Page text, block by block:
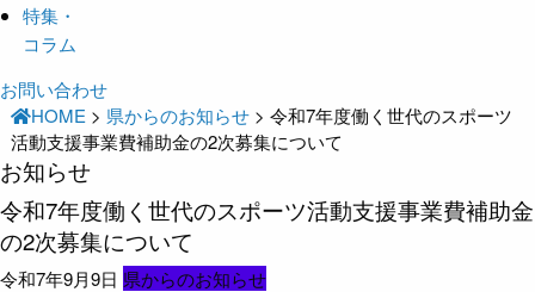
特集・
コラム
お問い合わせ
HOME > 県からのお知らせ >令和7年度働く世代のスポーツ
活動支援事業費補助金の2次募集について
お知らせ
令和7年度働く世代のスポーツ活動支援事業費補助金
の2次募集について
令和7年9月9日 県からのお知らせ